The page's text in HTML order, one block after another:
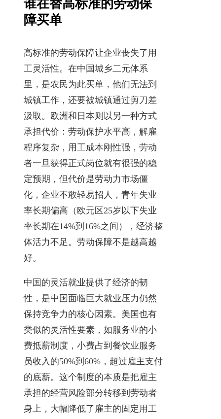
谁在替高标准的劳动保
障买单
高标准的劳动保障让企业丧失了用
工灵活性。在中国城乡二元体系
里，是农民为此买单，他们无法到
城镇工作，还要被城镇通过剪刀差
汲取。欧洲和日本则以另一种方式
承担代价：劳动保护水平高，解雇
程序复杂，用工成本刚性强，劳动
者一旦获得正式岗位就有很强的稳
定预期，但代价是劳动力市场僵
化，企业不敢轻易招人，青年失业
率长期偏高（欧元区25岁以下失业
率长期在14%到16%之间），经济整
体活力不足。劳动保障不是越高越
好。
中国的灵活就业提供了经济的韧
性，是中国面临巨大就业压力仍然
保持竞争力的核心因素。美国也有
类似的灵活性要素，如服务业的小
费抵薪制度，小费占到餐饮业服务
员收入的50%到60%，超过雇主支付
的底薪。这个制度的本质是把雇主
承担的经营风险部分转移到劳动者
身上，大幅降低了雇主的固定用工